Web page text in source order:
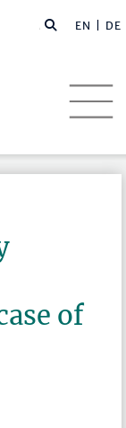
EN | DE
of